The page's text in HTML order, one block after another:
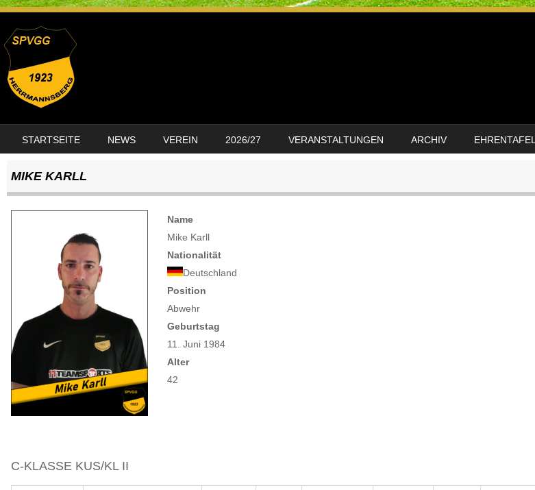
MENU
STARTSEITE NEWS VEREIN 2026/27 VERANSTALTUNGEN ARCHIV EHRENTAFEL
MIKE KARLL
Name
Mike Karll
Nationalität
Deutschland
Position
Abwehr
Geburtstag
11. Juni 1984
Alter
42
C-KLASSE KUS/KL II